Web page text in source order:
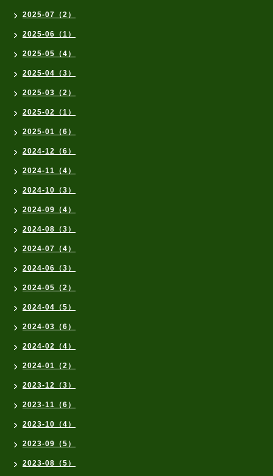
2025-07（2）
2025-06（1）
2025-05（4）
2025-04（3）
2025-03（2）
2025-02（1）
2025-01（6）
2024-12（6）
2024-11（4）
2024-10（3）
2024-09（4）
2024-08（3）
2024-07（4）
2024-06（3）
2024-05（2）
2024-04（5）
2024-03（6）
2024-02（4）
2024-01（2）
2023-12（3）
2023-11（6）
2023-10（4）
2023-09（5）
2023-08（5）